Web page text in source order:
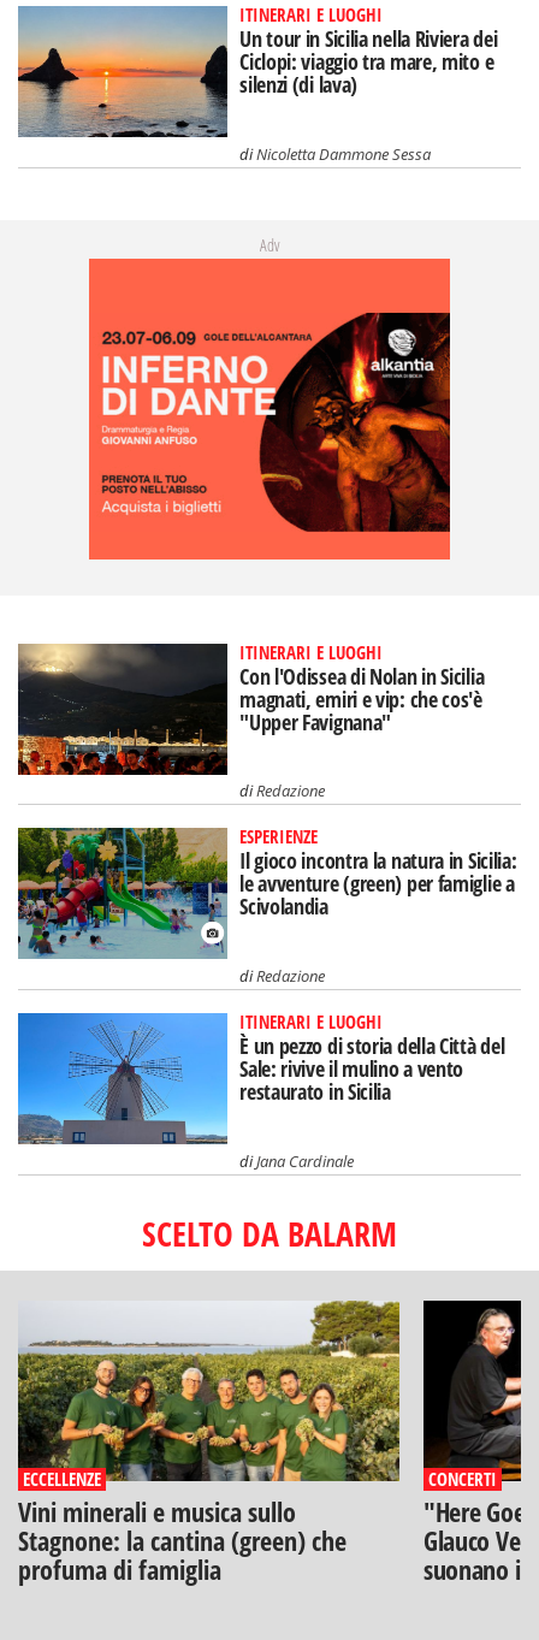
ITINERARI E LUOGHI
Un tour in Sicilia nella Riviera dei
Ciclopi: viaggio tra mare, mito e
silenzi (di lava)
diNicoletta Dammone Sessa
Adv
ITINERARI E LUOGHI
Con l'Odissea di Nolan in Sicilia
magnati, emiri e vip: che cos'è
"Upper Favignana"
diRedazione
ESPERIENZE
Il gioco incontra la natura in Sicilia:
le avventure (green) per famiglie a
Scivolandia
diRedazione
ITINERARI E LUOGHI
È un pezzo di storia della Città del
Sale: rivive il mulino a vento
restaurato in Sicilia
diJana Cardinale
SCELTO DA BALARM
ECCELLENZE
Vini minerali e musica sullo
Stagnone: la cantina (green) che
profuma di famiglia
CONCERTI
"Here
Glauco
suonano i